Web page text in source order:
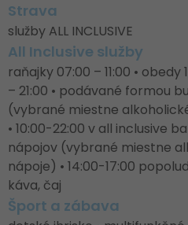
Strava
služby ALL INCLUSIVE
All Inclusive služby
raňajky 07:00 – 11:00 • obedy
– 21:00 • podávané formou
(vybrané miestne
• 10:00-22:00 v all inclusive
nápojov (vybrané miestne
nápoje) • 14:00-17:00
káva, čaj
Šport a zábava